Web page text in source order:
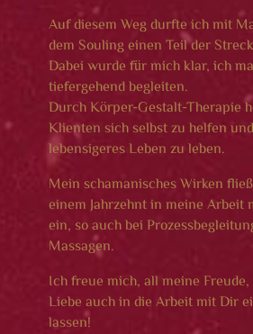
Auf diesem Weg durfte ich mit
dem Souling einen Teil der
Dabei wurde für mich klar, ich
tiefergehend begleiten.
Durch Körper-Gestalt-Therapie
Klienten sich selbst zu helfen
lebensigeres Leben zu leben.
Mein schamanisches Wirken
einem Jahrzehnt in meine Arbeit
ein, so auch bei
Massagen.
Ich freue mich, all meine Freude,
Liebe auch in die Arbeit mit Dir
lassen!